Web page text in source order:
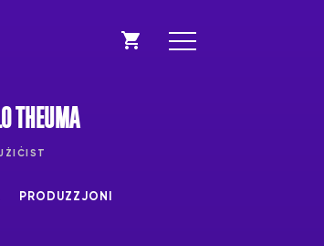
THEUMA
PRODUZZJONI